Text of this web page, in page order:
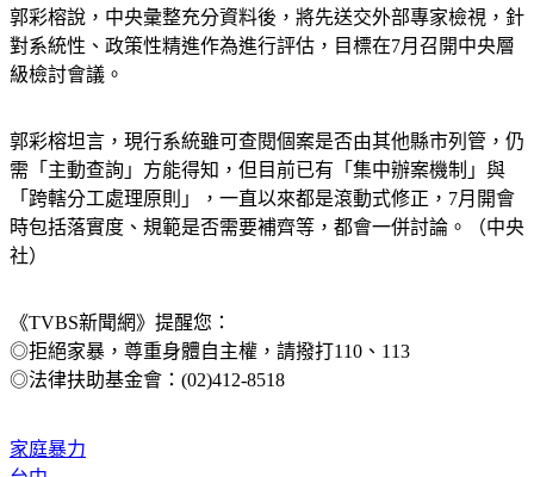
郭彩榕說，中央彙整充分資料後，將先送交外部專家檢視，針
對系統性、政策性精進作為進行評估，目標在7月召開中央層
級檢討會議。
郭彩榕坦言，現行系統雖可查閱個案是否由其他縣市列管，仍
需「主動查詢」方能得知，但目前已有「集中辦案機制」與
「跨轄分工處理原則」，一直以來都是滾動式修正，7月開會
時包括落實度、規範是否需要補齊等，都會一併討論。（中央
社）
《TVBS新聞網》提醒您：
◎拒絕家暴，尊重身體自主權，請撥打110、113
◎法律扶助基金會：(02)412-8518
家庭暴力